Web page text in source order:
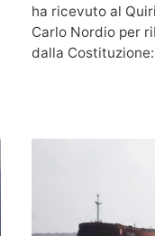
ha ricevuto al
Carlo Nordio per
dalla